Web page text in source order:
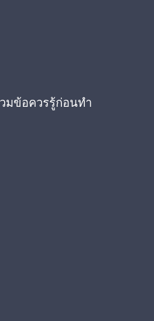
มข้อควรรู้ก่อนทำ